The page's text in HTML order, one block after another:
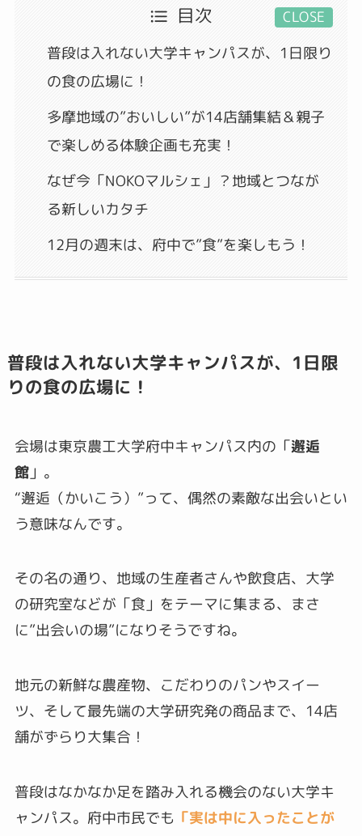
目次 CLOSE
普段は入れない大学キャンパスが、1日限り
の食の広場に！
多摩地域の”おいしい”が14店舗集結＆親子
で楽しめる体験企画も充実！
なぜ今「NOKOマルシェ」？地域とつなが
る新しいカタチ
12月の週末は、府中で”食”を楽しもう！
普段は入れない大学キャンパスが、1日限
りの食の広場に！
会場は東京農工大学府中キャンパス内の「邂逅
館」。
“邂逅（かいこう）”って、偶然の素敵な出会いとい
う意味なんです。
その名の通り、地域の生産者さんや飲食店、大学
の研究室などが「食」をテーマに集まる、まさ
に”出会いの場”になりそうですね。
地元の新鮮な農産物、こだわりのパンやスイー
ツ、そして最先端の大学研究発の商品まで、14店
舗がずらり大集合！
普段はなかなか足を踏み入れる機会のない大学キ
ャンパス。府中市民でも 「実は中に入ったことが